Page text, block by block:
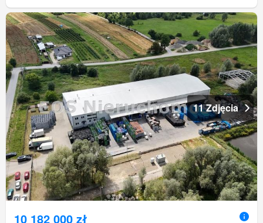
11 Zdjęcia
10 182 000 zł